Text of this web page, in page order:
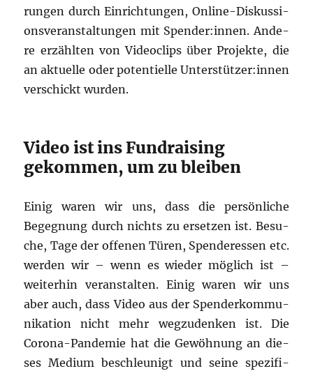
run­gen durch Ein­rich­tun­gen, Online-Dis­kus­si­
ons­ver­an­stal­tun­gen mit Spender:innen. Ande­
re erzähl­ten von Video­clips über Pro­jek­te, die
an aktu­el­le oder poten­ti­el­le Unterstützer:innen
ver­schickt wurden.
Video ist ins Fundraising
gekommen, um zu bleiben
Einig waren wir uns, dass die per­sön­li­che
Begeg­nung durch nichts zu erset­zen ist. Besu­
che, Tage der offe­nen Türen, Spen­der­es­sen etc.
wer­den wir – wenn es wie­der mög­lich ist –
wei­ter­hin ver­an­stal­ten. Einig waren wir uns
aber auch, dass Video aus der Spen­der­kom­mu­
ni­ka­ti­on nicht mehr weg­zu­den­ken ist. Die
Coro­na-Pan­de­mie hat die Gewöh­nung an die­
ses Medi­um beschleu­nigt und sei­ne spe­zi­fi­